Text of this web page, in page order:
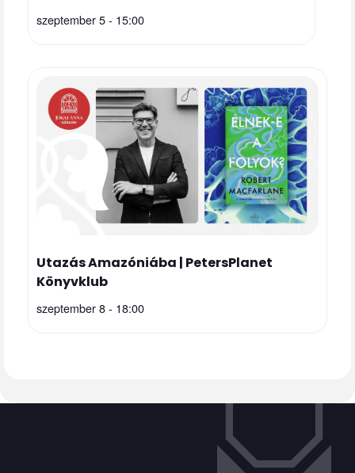
szeptember 5 - 15:00
Utazás Amazóniába | PetersPlanet
Könyvklub
szeptember 8 - 18:00